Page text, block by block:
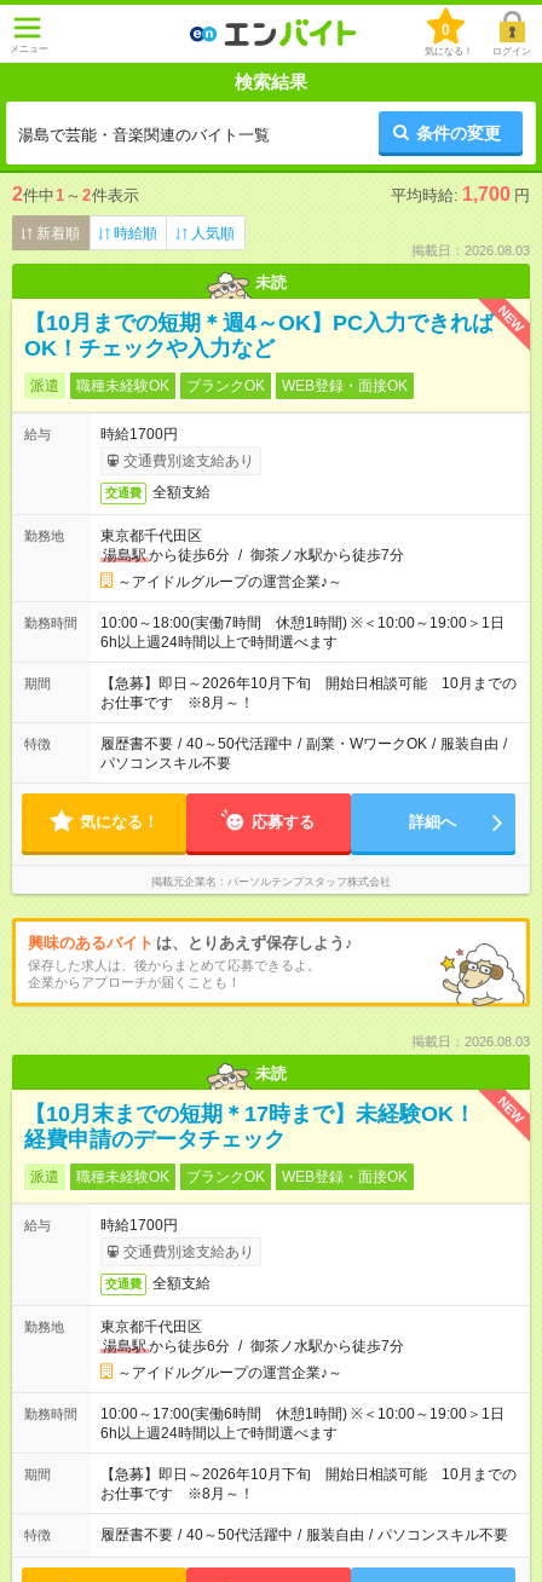
メニュー
0
気になる！ ログイン
検索結果
湯島で芸能・音楽関連のバイト一覧 条件の変更
2件中1 ～ 2件表示 平均時給: 1,700 円
新着順 時給順 人気順
掲載日：2026.08.03
未読
NEW
【10月までの短期＊週4～OK】PC入力できれば
OK！チェックや入力など
派遣 職種未経験OK ブランクOK WEB登録・面接OK
給与
時給1700円
交通費別途支給あり
交通費 全額支給
勤務地
東京都千代田区
湯島駅から徒歩6分 / 御茶ノ水駅から徒歩7分
～アイドルグループの運営企業♪～
勤務時間
10:00～18:00(実働7時間 休憩1時間) ※＜10:00～19:00＞1日
6h以上週24時間以上で時間選べます
期間
【急募】即日～2026年10月下旬 開始日相談可能 10月までの
お仕事です ※8月～！
特徴 履歴書不要 / 40～50代活躍中 / 副業・WワークOK / 服装自由 /
パソコンスキル不要
気になる！ 応募する 詳細へ
掲載元企業名 パーソルテンプスタッフ株式会社
興味のあるバイト は、とりあえず保存しよう♪
保存した求人は、後からまとめて応募できるよ。
企業からアプローチが届くことも！
掲載日：2026.08.03
未読
NEW
【10月末までの短期＊17時まで】未経験OK！
経費申請のデータチェック
派遣 職種未経験OK ブランクOK WEB登録・面接OK
給与
時給1700円
交通費別途支給あり
交通費 全額支給
勤務地
東京都千代田区
湯島駅から徒歩6分 / 御茶ノ水駅から徒歩7分
～アイドルグループの運営企業♪～
勤務時間
10:00～17:00(実働6時間 休憩1時間) ※＜10:00～19:00＞1日
6h以上週24時間以上で時間選べます
期間
【急募】即日～2026年10月下旬 開始日相談可能 10月までの
お仕事です ※8月～！
特徴 履歴書不要 / 40～50代活躍中 / 服装自由 / パソコンスキル不要